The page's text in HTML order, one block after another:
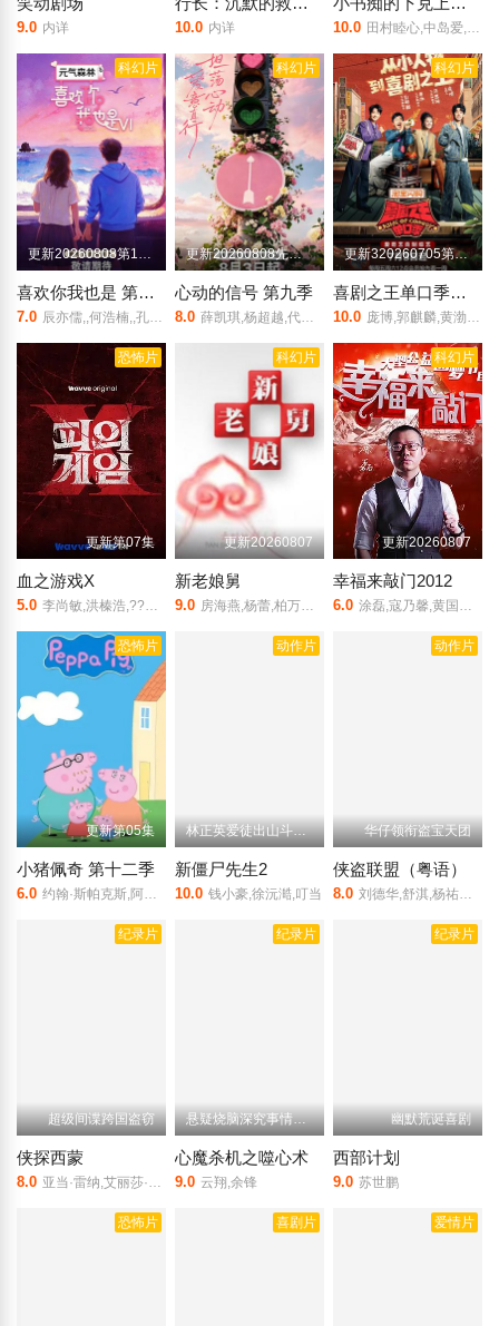
9.0 内详 10.0 内详 10.0 田村睦心,中岛爱,子安武人,生天目仁美,井口裕香,前野智昭,折笠富美子,小山刚志,日野聪,中博史,内田彩,速水奖
科幻片
喜欢你我也是 第六季
7.0 辰亦儒,,何浩楠,,孔雪儿,美娜,王一珩,张馨予
科幻片
更新20260808先导陪看下
心动的信号 第九季
8.0 薛凯琪,杨超越,代旭,杜海涛,张纯烨
科幻片
更新320260705第1期加更
喜剧之王单口季第三季
10.0 庞博,郭麒麟,黄渤,马思纯
恐怖片
更新第07集
血之游戏X
5.0 李尚敏,洪榛浩,???,??,???,???
科幻片
更新20260807
新老娘舅
9.0 房海燕,杨蕾,柏万青,万峰,黄飞珏,裴蓁,冯红梅,张兆国,黄红梅,蔚兰
科幻片
更新20260807
幸福来敲门2012
6.0 涂磊,寇乃馨,黄国伦,赵小叶,大兵
恐怖片
更新第05集
小猪佩奇 第十二季
6.0 约翰·斯帕克斯,阿梅丽·碧·史密斯,理查德·赖丁斯,莫温娜·班克斯,Kira,Monteith,Alice,May
动作片
林正英爱徒出山斗邪术
新僵尸先生2
10.0 钱小豪,徐沅澔,叮当
动作片
华仔领衔盗宝天团
侠盗联盟（粤语）
8.0 刘德华,舒淇,杨祐宁,让·雷诺,张静初,曾志伟,沙溢,游天翼
纪录片
超级间谍跨国盗窃
侠探西蒙
8.0 亚当·雷纳,艾丽莎·杜什库,Ian,Ogilvy,詹姆斯·瑞马尔
纪录片
悬疑烧脑深究事情真相
心魔杀机之噬心术
9.0 云翔,余锋
纪录片
幽默荒诞喜剧
西部计划
9.0 苏世鹏
恐怖片 喜剧片 爱情片